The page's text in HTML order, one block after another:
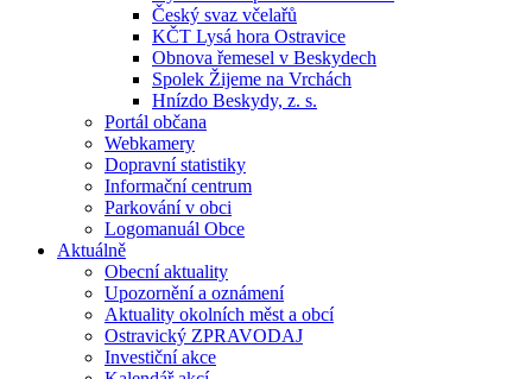
Český svaz včelařů
KČT Lysá hora Ostravice
Obnova řemesel v Beskydech
Spolek Žijeme na Vrchách
Hnízdo Beskydy, z. s.
Portál občana
Webkamery
Dopravní statistiky
Informační centrum
Parkování v obci
Logomanuál Obce
Aktuálně
Obecní aktuality
Upozornění a oznámení
Aktuality okolních měst a obcí
Ostravický ZPRAVODAJ
Investiční akce